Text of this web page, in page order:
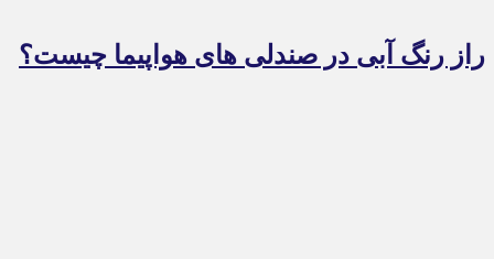
راز رنگ آبی در صندلی های هواپیما چیست؟